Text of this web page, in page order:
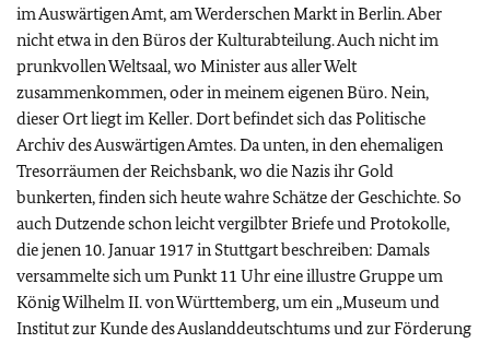
im Auswärtigen Amt, am Werderschen Markt in Berlin. Aber
nicht etwa in den Büros der Kulturabteilung. Auch nicht im
prunkvollen Weltsaal, wo Minister aus aller Welt
zusammenkommen, oder in meinem eigenen Büro. Nein,
dieser Ort liegt im Keller. Dort befindet sich das Politische
Archiv des Auswärtigen Amtes. Da unten, in den ehemaligen
Tresorräumen der Reichsbank, wo die Nazis ihr Gold
bunkerten, finden sich heute wahre Schätze der Geschichte. So
auch Dutzende schon leicht vergilbter Briefe und Protokolle,
die jenen 10. Januar 1917 in Stuttgart beschreiben: Damals
versammelte sich um Punkt 11 Uhr eine illustre Gruppe um
König Wilhelm II. von Württemberg, um ein „Museum und
Institut zur Kunde des Auslanddeutschtums und zur Förderung